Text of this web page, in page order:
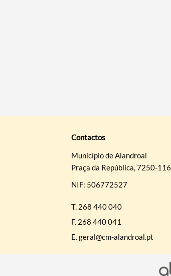
Contactos
Município de Alandroal
Praça da República, 7250-116
NIF: 506772527
T. 268 440 040
F. 268 440 041
E.geral@cm-alandroal.pt